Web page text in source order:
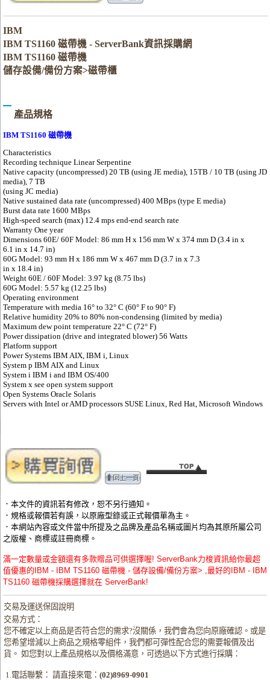
IBM
IBM TS1160 磁帶機 - ServerBank資訊採購網
IBM TS1160 磁帶機
儲存設備/備份方案>磁帶櫃
產品規格
IBM TS1160 磁帶機
Characteristics
Recording technique Linear Serpentine
Native capacity (uncompressed) 20 TB (using JE media), 15TB / 10 TB (using JD
media), 7 TB
(using JC media)
Native sustained data rate (uncompressed) 400 MBps (type E media)
Burst data rate 1600 MBps
High-speed search (max) 12.4 mps end-end search rate
Warranty One year
Dimensions 60E/ 60F Model: 86 mm H x 156 mm W x 374 mm D (3.4 in x
6.1 in x 14.7 in)
60G Model: 93 mm H x 186 mm W x 467 mm D (3.7 in x 7.3
in x 18.4 in)
Weight 60E / 60F Model: 3.97 kg (8.75 lbs)
60G Model: 5.57 kg (12.25 lbs)
Operating environment
Temperature with media 16° to 32° C (60° F to 90° F)
Relative humidity 20% to 80% non-condensing (limited by media)
Maximum dew point temperature 22° C (72° F)
Power dissipation (drive and integrated blower) 56 Watts
Platform support
Power Systems IBM AIX, IBM i, Linux
System p IBM AIX and Linux
System i IBM i and IBM OS/400
System x see open system support
Open Systems Oracle Solaris
Servers with Intel or AMD processors SUSE Linux, Red Hat, Microsoft Windows
．本文件的資訊若有修改，恕不另行通知。
．規格或報價若有誤，以原廠型錄或正式報價單為主。
．本網站內容或文件當中所提及之品牌及產品名稱或圖片均為其原所屬公司
之版權、商標或註冊商標。
滿一定數量或金額還有多款贈品可供選擇喔! ServerBank力梭資訊給你最超
值優惠的IBM - IBM TS1160 磁帶機 - 儲存設備/備份方案> ,最好的IBM - IBM
TS1160 磁帶機採購選擇就在 ServerBank!
交易及運送保固說明
交易方式：
您不確定以上商品是否符合您的需求?沒關係，我們會為您向原廠確認。或是
您希望增減以上商品之規格零組件，我們都可彈性配合您的需要報價及出
貨。 如您對以上產品規格以及價格滿意，可透過以下方式進行採購：
1.電話聯繫： 請直接來電：(02)8969-0901